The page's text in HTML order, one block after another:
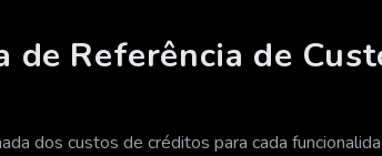
de Referência de
dos custos de créditos para cada